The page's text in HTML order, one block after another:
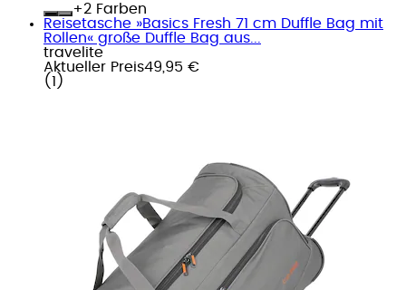
+
Farben
Reisetasche »Basics Fresh 71 cm Duffle Bag mit
Rollen« große Duffle Bag aus...
travelite
Aktueller Preis49,95 €
( 1 )